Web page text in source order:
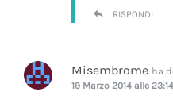
RISPONDI
Misembrome ha
19 Marzo 2014 alle 23:14